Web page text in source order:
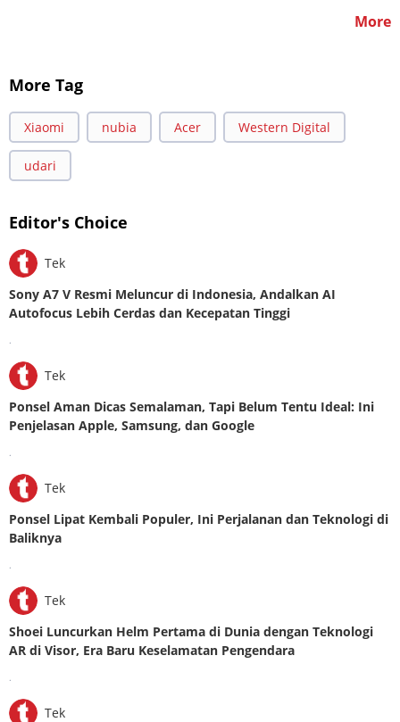
More
More Tag
Xiaomi nubia Acer Western Digital
udari
Editor's Choice
Tek
Sony A7 V Resmi Meluncur di Indonesia, Andalkan AI
Autofocus Lebih Cerdas dan Kecepatan Tinggi
.
Tek
Ponsel Aman Dicas Semalaman, Tapi Belum Tentu Ideal: Ini
Penjelasan Apple, Samsung, dan Google
.
Tek
Ponsel Lipat Kembali Populer, Ini Perjalanan dan Teknologi di
Baliknya
.
Tek
Shoei Luncurkan Helm Pertama di Dunia dengan Teknologi
AR di Visor, Era Baru Keselamatan Pengendara
.
Tek